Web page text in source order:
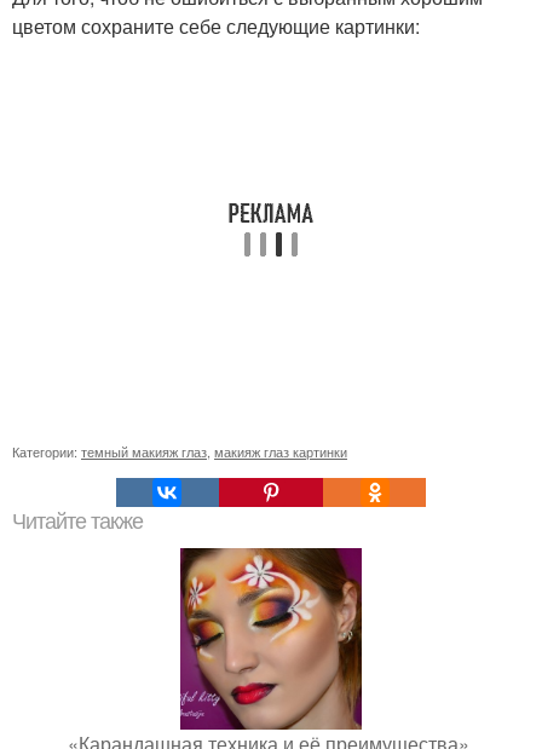
цветом сохраните себе следующие картинки:
Категории: темный макияж глаз макияж глаз картинки
Читайте также